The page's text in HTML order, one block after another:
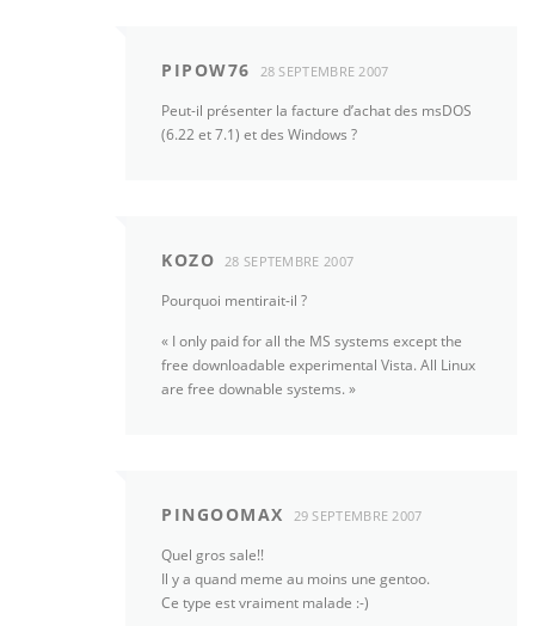
PIPOW76 28 SEPTEMBRE 2007
Peut-il présenter la facture d’achat des msDOS
(6.22 et 7.1) et des Windows ?
KOZO 28 SEPTEMBRE 2007
Pourquoi mentirait-il ?
« I only paid for all the MS systems except the
free downloadable experimental Vista. All Linux
are free downable systems. »
PINGOOMAX 29 SEPTEMBRE 2007
Quel gros sale!!
Il y a quand meme au moins une gentoo.
Ce type est vraiment malade :-)